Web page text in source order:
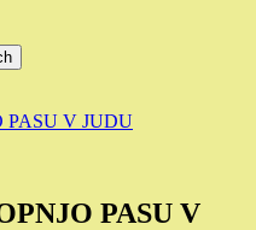
PASU V JUDU
PASU V